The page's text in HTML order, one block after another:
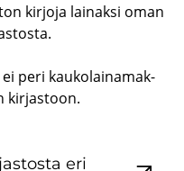
kir­jo­ja lai­nak­si oman
peri kau­ko­lai­na­mak­
kir­jas­toon.
eri